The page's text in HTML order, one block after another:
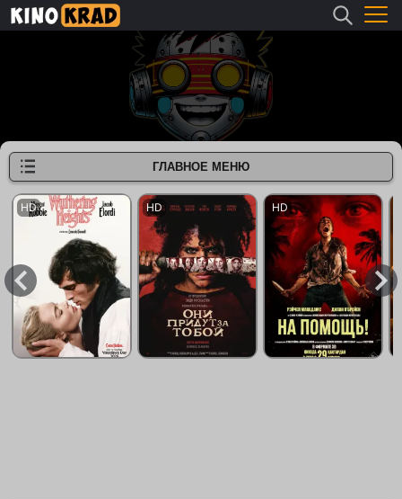
ГЛАВНОЕ МЕНЮ